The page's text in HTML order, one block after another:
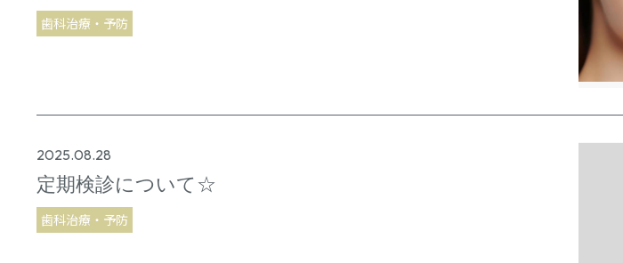
歯科治療・予防
2025.08.28
定期検診について☆
歯科治療・予防